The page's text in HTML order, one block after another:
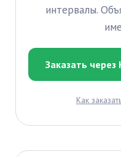
интервалы.
Заказать
Как